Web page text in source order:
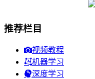
推荐栏目
视频教程
机器学习
深度学习